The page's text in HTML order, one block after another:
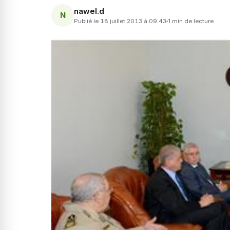
N nawel.d
Publié le 18 juillet 2013 à 09:43 1 min de lecture